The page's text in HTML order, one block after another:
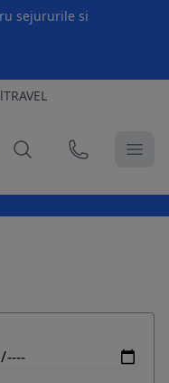
sejururile si